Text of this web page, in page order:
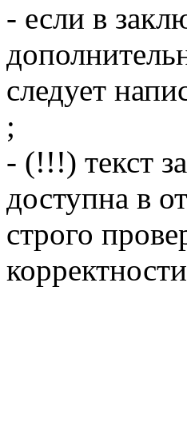
- если в
следует
;
- (!!!) текст
доступна в
строго